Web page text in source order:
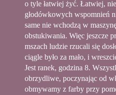
o tyle łatwiej żyć. Łatwiej,
głodówkowych wspomnień
same nie wchodzą w
obstukiwania. Więc jeszcze
mszach ludzie rzucali się
ciągle było za mało, i
Jest ranek, godzina 8.
obrzydliwe, poczynając od
obmywamy z farby przy